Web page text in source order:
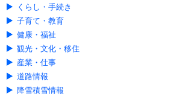
くらし・手続き
子育て・教育
健康・福祉
観光・文化・移住
産業・仕事
道路情報
降雪積雪情報